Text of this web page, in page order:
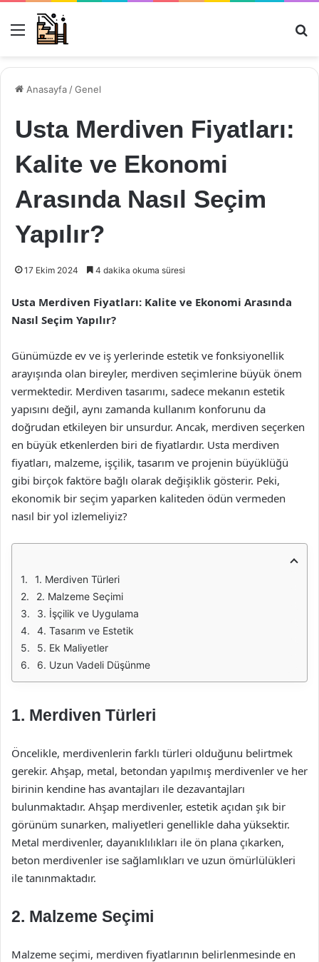
Menü
Anasayfa /Genel
Usta Merdiven Fiyatları:
Kalite ve Ekonomi
Arasında Nasıl Seçim
Yapılır?
17 Ekim 2024 4 dakika okuma süresi
Usta Merdiven Fiyatları: Kalite ve Ekonomi Arasında
Nasıl Seçim Yapılır?
Günümüzde ev ve iş yerlerinde estetik ve fonksiyonellik
arayışında olan bireyler, merdiven seçimlerine büyük önem
vermektedir. Merdiven tasarımı, sadece mekanın estetik
yapısını değil, aynı zamanda kullanım konforunu da
doğrudan etkileyen bir unsurdur. Ancak, merdiven seçerken
en büyük etkenlerden biri de fiyatlardır. Usta merdiven
fiyatları, malzeme, işçilik, tasarım ve projenin büyüklüğü
gibi birçok faktöre bağlı olarak değişiklik gösterir. Peki,
ekonomik bir seçim yaparken kaliteden ödün vermeden
nasıl bir yol izlemeliyiz?
1. Merdiven Türleri
2. Malzeme Seçimi
3. İşçilik ve Uygulama
4. Tasarım ve Estetik
5. Ek Maliyetler
6. Uzun Vadeli Düşünme
1. Merdiven Türleri
Öncelikle, merdivenlerin farklı türleri olduğunu belirtmek
gerekir. Ahşap, metal, betondan yapılmış merdivenler ve her
birinin kendine has avantajları ile dezavantajları
bulunmaktadır. Ahşap merdivenler, estetik açıdan şık bir
görünüm sunarken, maliyetleri genellikle daha yüksektir.
Metal merdivenler, dayanıklılıkları ile ön plana çıkarken,
beton merdivenler ise sağlamlıkları ve uzun ömürlülükleri
ile tanınmaktadır.
2. Malzeme Seçimi
Malzeme seçimi, merdiven fiyatlarının belirlenmesinde en